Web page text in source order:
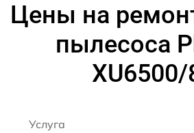
Цены на
пылесоса
XU6500/
Услуга